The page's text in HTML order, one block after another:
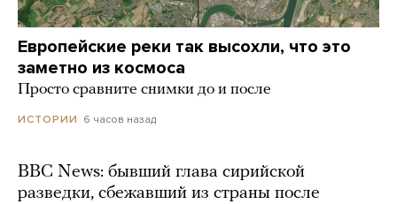
Европейские реки так высохли, что это
заметно из космоса
Просто сравните снимки до и после
ИСТОРИИ 6 часов назад
BBC News: бывший глава сирийской
разведки, сбежавший из страны после